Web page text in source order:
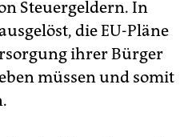
Steuergeldern. In
die EU-Pläne
ihrer Bürger
müssen und somit